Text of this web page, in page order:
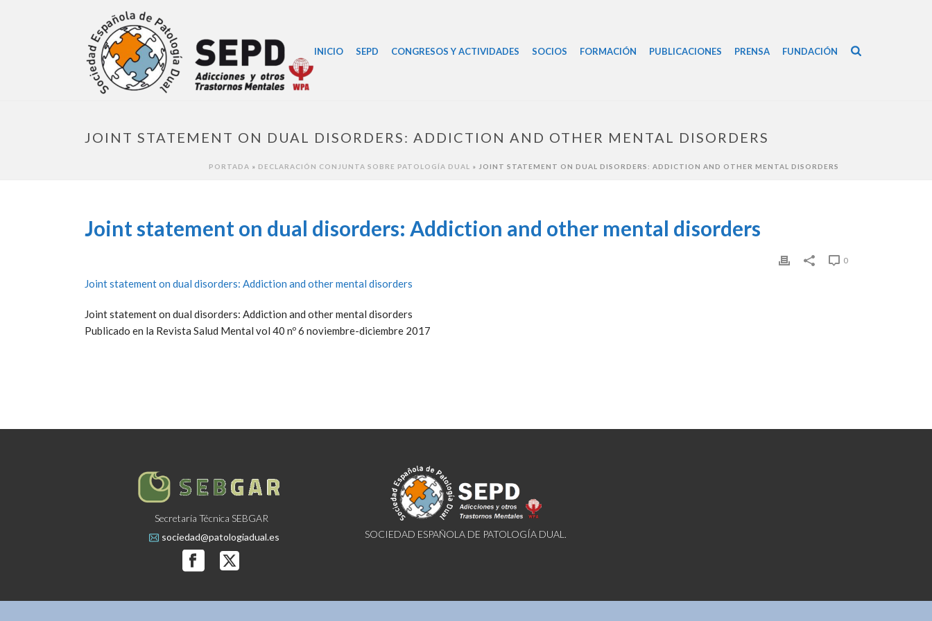
INICIO SEPD CONGRESOS Y ACTIVIDADES SOCIOS FORMACIÓN PUBLICACIONES PRENSA FUNDACIÓN
JOINT STATEMENT ON DUAL DISORDERS: ADDICTION AND OTHER MENTAL DISORDERS
PORTADA » DECLARACIÓN CONJUNTA SOBRE PATOLOGÍA DUAL » JOINT STATEMENT ON DUAL DISORDERS: ADDICTION AND OTHER MENTAL DISORDERS
Joint statement on dual disorders: Addiction and other mental disorders
0
Joint statement on dual disorders: Addiction and other mental disorders
Joint statement on dual disorders: Addiction and other mental disorders
Publicado en la Revista Salud Mental vol 40 nº 6 noviembre-diciembre 2017
Secretaría Técnica SEBGAR
sociedad@patologiadual.es
SOCIEDAD ESPAÑOLA DE PATOLOGÍA DUAL.